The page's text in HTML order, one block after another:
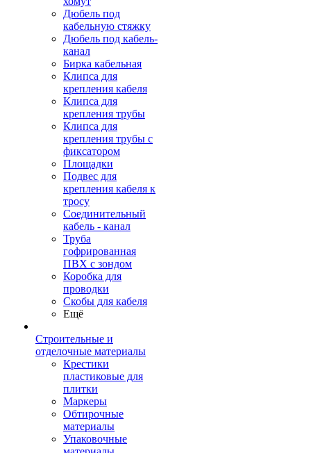
Дюбель под
кабельную стяжку
Дюбель под кабель-
канал
Бирка кабельная
Клипса для
крепления кабеля
Клипса для
крепления трубы
Клипса для
крепления трубы с
фиксатором
Площадки
Подвес для
крепления кабеля к
тросу
Соединительный
кабель - канал
Труба
гофрированная
ПВХ с зондом
Коробка для
проводки
Скобы для кабеля
Ещё
Строительные и
отделочные материалы
Крестики
пластиковые для
плитки
Маркеры
Обтирочные
материалы
Упаковочные